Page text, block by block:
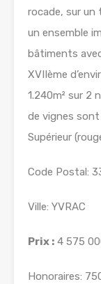
rocade, sur un
un ensemble
bâtiments
XVIIème
1.240m² sur 2
de vignes
Supérieur
Code Postal:
Ville: YVRAC
Prix : 4 575
Honoraires: